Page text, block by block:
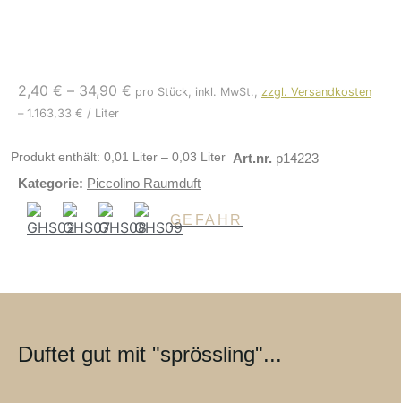
2,40 € – 34,90 € pro Stück, inkl. MwSt., zzgl. Versandkosten
– 1.163,33 € / Liter
Produkt enthält: 0,01 Liter– 0,03 Liter Art.nr. p14223
Kategorie: Piccolino Raumduft
GEFAHR
Duftet gut mit "sprössling"...